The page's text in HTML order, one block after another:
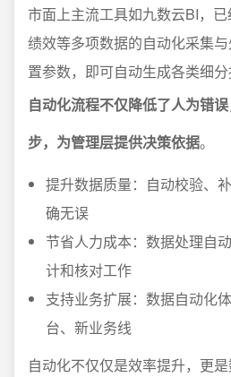
市面上主流工具如九数云BI，已
绩效等多项数据的自动化采集
置参数，即可自动生成各类细分
自动化流程不仅降低了人为错
步，为管理层提供决策依据。
提升数据质量：自动校验、
确无误
节省人力成本：数据处理自
计和核对工作
支持业务扩展：数据自动化
台、新业务线
自动化不仅仅是效率提升，更